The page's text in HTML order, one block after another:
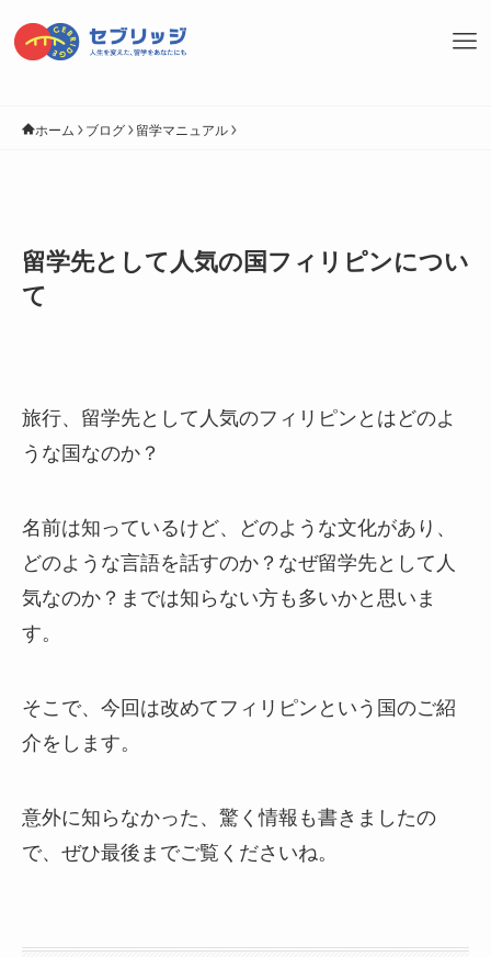
ホーム ブログ 留学マニュアル
留学先として人気の国フィリピンについ
て
旅行、留学先として人気のフィリピンとはどのよ
うな国なのか？
名前は知っているけど、どのような文化があり、
どのような言語を話すのか？なぜ留学先として人
気なのか？までは知らない方も多いかと思いま
す。
そこで、今回は改めてフィリピンという国のご紹
介をします。
意外に知らなかった、驚く情報も書きましたの
で、ぜひ最後までご覧くださいね。